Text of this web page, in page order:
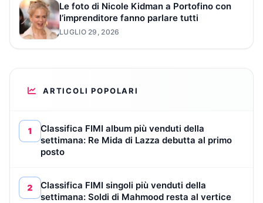
Le foto di Nicole Kidman a Portofino con
l’imprenditore fanno parlare tutti
LUGLIO 29, 2026
ARTICOLI POPOLARI
1
Classifica FIMI album più venduti della
settimana: Re Mida di Lazza debutta al primo
posto
2
Classifica FIMI singoli più venduti della
settimana: Soldi di Mahmood resta al vertice